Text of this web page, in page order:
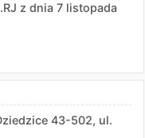
z dnia 7 listopada
43-502, ul.